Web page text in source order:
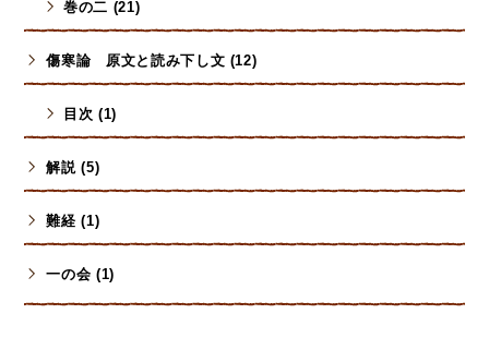
巻の二 (21)
傷寒論 原文と読み下し文 (12)
目次 (1)
解説 (5)
難経 (1)
一の会 (1)